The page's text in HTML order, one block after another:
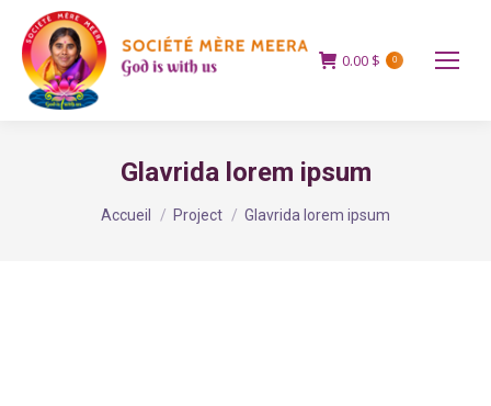
0.00 $ 0
Glavrida lorem ipsum
Vous êtes ici :
Accueil Project Glavrida lorem ipsum